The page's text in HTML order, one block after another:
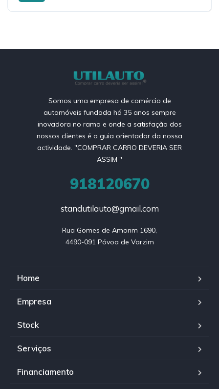
Somos uma empresa de comércio de
automóveis fundada há 35 anos sempre
inovadora no ramo e onde a satisfação dos
nossos clientes é o guia orientador da nossa
actividade. "COMPRAR CARRO DEVERIA SER
ASSIM "
918120670
standutilauto@gmail.com
Rua Gomes de Amorim 1690,
4490-091 Póvoa de Varzim
Home
Empresa
Stock
Serviços
Financiamento